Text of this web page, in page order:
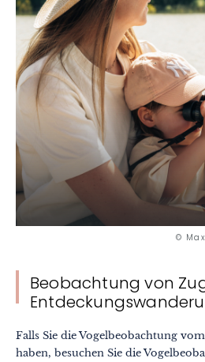
Gastronomie
Wellness
Kultur & Kulturerbe
Know-how
Verantwortungsvolles Reisen
©
Beobachtung von
Falls Sie die Vogelbeobachtung
haben, besuchen Sie die